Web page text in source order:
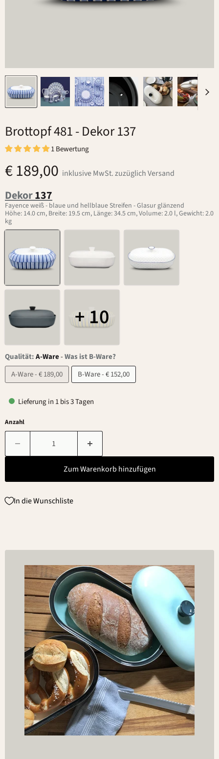
Brottopf 481- Dekor 137
1 Bewertung
€ 189,00 inklusive MwSt. zuzüglich Versand
Dekor137
Fayence weiß - blaue und hellblaue Streifen - Glasur glänzend
Höhe: 14.0 cm, Breite: 19.5 cm, Länge: 34.5 cm, Volume: 2.0 l, Gewicht: 2.0
kg
+ 10
Qualität:A-Ware-Was ist B-Ware?
A-Ware - € 189,00
B-Ware - € 152,00
Lieferung in 1 bis 3 Tagen
Anzahl
Zum Warenkorb hinzufügen
In die Wunschliste